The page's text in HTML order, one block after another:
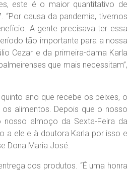
este é o maior quantitativo de
causa da pandemia, tivemos
A gente precisava ter essa
tão importante para a nossa
Cezar e da primeira-dama Karla
que mais necessitam”,
ano que recebe os peixes, o
alimentos. Depois que o nosso
almoço da Sexta-Feira da
a ele e à doutora Karla por isso e
Dona Maria José.
dos produtos. “É uma honra